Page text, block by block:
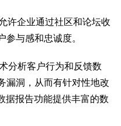
许企业通过社区和论坛收
与感和忠诚度。
分析客户行为和反馈数
漏洞，从而有针对性地改
据报告功能提供丰富的数